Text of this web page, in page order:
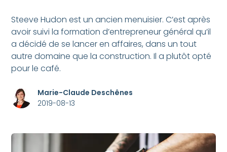
Steeve Hudon est un ancien menuisier. C’est après
avoir suivi la formation d’entrepreneur général qu’il
a décidé de se lancer en affaires, dans un tout
autre domaine que la construction. Il a plutôt opté
pour le café.
Marie-Claude Deschênes
2019-08-13